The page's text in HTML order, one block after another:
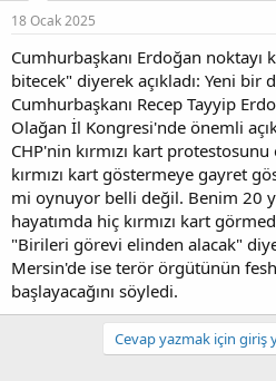
u
b
a
ş
l
a
t
a
n
g
ı
ç
t
a
r
h
i
18 Ocak 2025
Cumhurbaşkanı Erdoğan
bitecek" diyerek açıkladı: Yeni bir
Cumhurbaşkanı Recep Tayyip
Olağan İl Kongresi'nde önemli
CHP'nin kırmızı kart
kırmızı kart göstermeye gayret
mi oynuyor belli değil. Benim 20
hayatımda hiç kırmızı kart
"Birileri görevi elinden alacak"
Mersin'de ise terör örgütünün
başlayacağını söyledi.
Cevap yazmak için giriş